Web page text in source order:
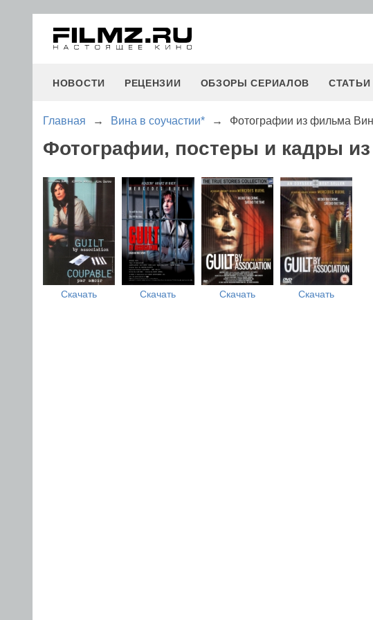
НОВОСТИ РЕЦЕНЗИИ ОБЗОРЫ СЕРИАЛОВ СТАТЬИ
Главная → Вина в соучастии* → Фотографии из фильма
Фотографии, постеры и кадры
Скачать Скачать Скачать Скачать